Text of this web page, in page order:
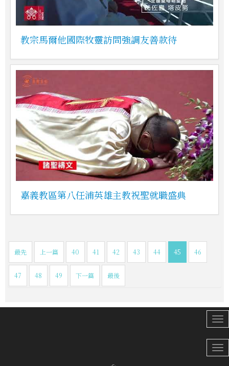
教宗馬爾他國際牧靈訪問強調友善款待
嘉義教區第八任浦英雄主教祝聖就職盛典
最先 上一篇 40 41 42 43 44 45 46
47 48 49 下一篇 最後